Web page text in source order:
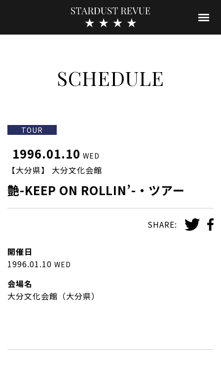
SCHEDULE
TOUR
1996.01.10 WED
【大分県】 大分文化会館
艶-KEEP ON ROLLIN’-・ツアー
SHARE:
開催日
1996.01.10 WED
会場名
大分文化会館（大分県）